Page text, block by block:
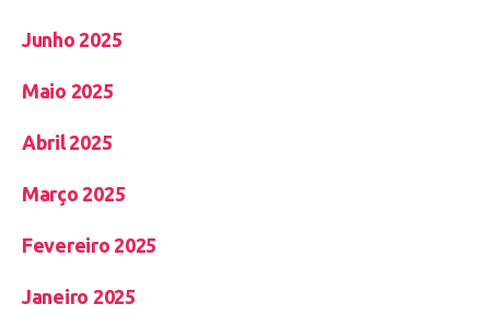
Junho 2025
Maio 2025
Abril 2025
Março 2025
Fevereiro 2025
Janeiro 2025